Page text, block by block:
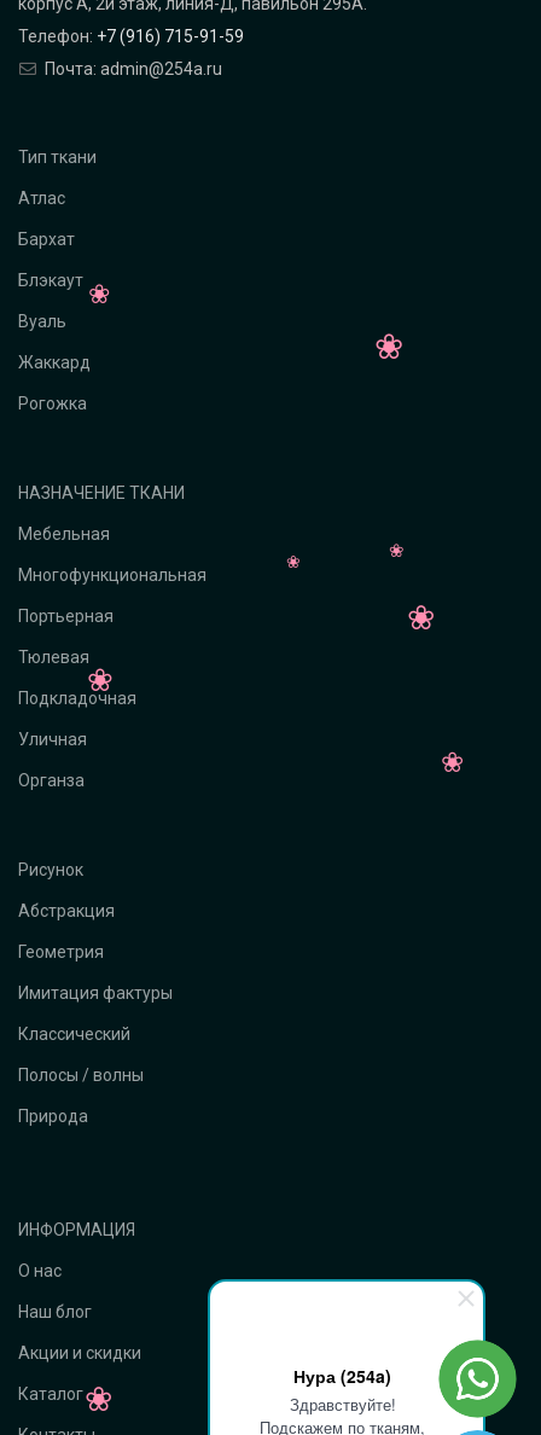
Нура (254a)
Здравствуйте!
Подскажем по тканям,
Телефон: +7 (916) 715-91-59
Почта: admin@254a.ru
Тип ткани
Атлас
Бархат
Блэкаут
Вуаль
Жаккард
Рогожка
НАЗНАЧЕНИЕ ТКАНИ
Мебельная
Многофункциональная
Портьерная
Тюлевая
Подкладочная
Уличная
Органза
Рисунок
Абстракция
Геометрия
Имитация фактуры
Классический
Полосы / волны
Природа
ИНФОРМАЦИЯ
О нас
Наш блог
Акции и скидки
Каталог